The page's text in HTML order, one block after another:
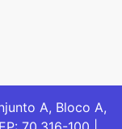
A, Bloco A,